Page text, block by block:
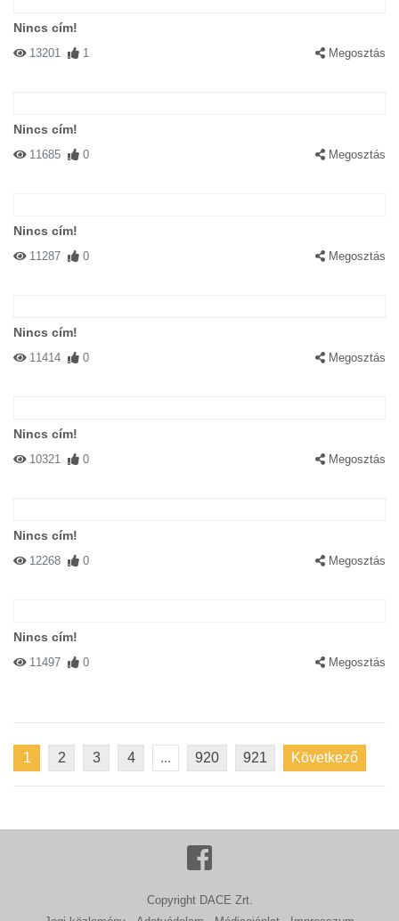
Nincs cím!
13201 1 Megosztás
Nincs cím!
11685 0 Megosztás
Nincs cím!
11287 0 Megosztás
Nincs cím!
11414 0 Megosztás
Nincs cím!
10321 0 Megosztás
Nincs cím!
12268 0 Megosztás
Nincs cím!
11497 0 Megosztás
1 2 3 4 ... 920 921 Következő
Copyright DACE Zrt.